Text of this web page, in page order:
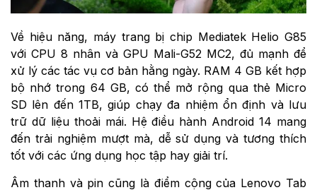
Về hiệu năng, máy trang bị chip Mediatek Helio G85
với CPU 8 nhân và GPU Mali-G52 MC2, đủ mạnh để
xử lý các tác vụ cơ bản hằng ngày. RAM 4 GB kết hợp
bộ nhớ trong 64 GB, có thể mở rộng qua thẻ Micro
SD lên đến 1TB, giúp chạy đa nhiệm ổn định và lưu
trữ dữ liệu thoải mái. Hệ điều hành Android 14 mang
đến trải nghiệm mượt mà, dễ sử dụng và tương thích
tốt với các ứng dụng học tập hay giải trí.
Âm thanh và pin cũng là điểm cộng của Lenovo Tab